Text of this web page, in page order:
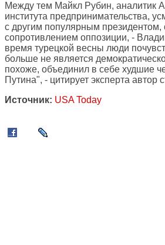
Между тем Майкл Рубин, аналитик
института предпринимательства,
с другим популярным президентом,
сопротивлением оппозиции, -
время турецкой весны люди
больше не является
похоже, объединил в себе худшие
Путина", - цитирует эксперта автор
Источник: USA Today